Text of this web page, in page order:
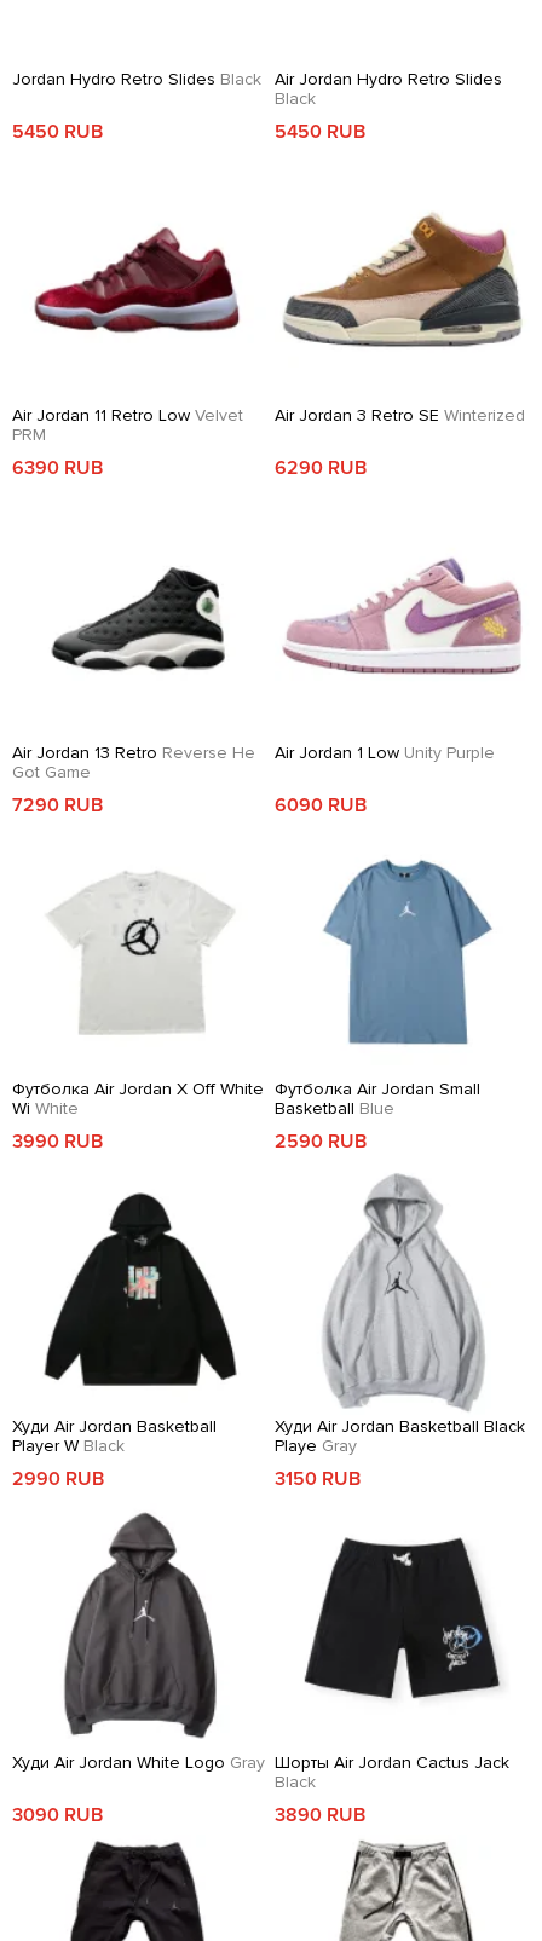
Jordan Hydro Retro Slides Black
5450 RUB
Air Jordan Hydro Retro Slides
Black
5450 RUB
Air Jordan 11 Retro Low Velvet
PRM
6390 RUB
Air Jordan 3 Retro SE Winterized
6290 RUB
Air Jordan 13 Retro Reverse He
Got Game
7290 RUB
Air Jordan 1 Low Unity Purple
6090 RUB
Футболка Air Jordan X Off White
Wi White
3990 RUB
Футболка Air Jordan Small
Basketball Blue
2590 RUB
Худи Air Jordan Basketball
Player W Black
2990 RUB
Худи Air Jordan Basketball Black
Playe Gray
3150 RUB
Худи Air Jordan White Logo Gray
3090 RUB
Шорты Air Jordan Cactus Jack
Black
3890 RUB